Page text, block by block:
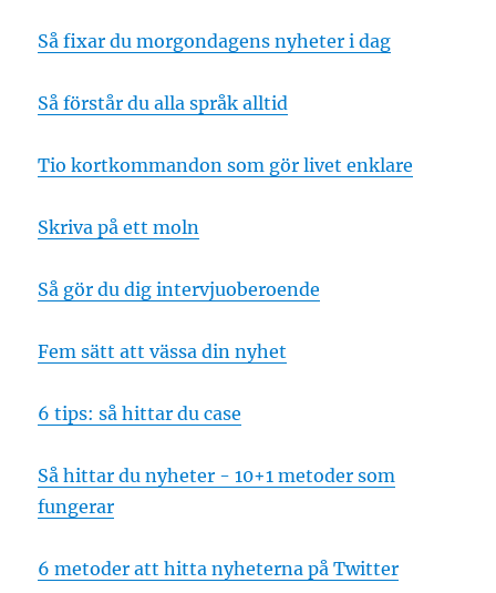
Så fixar du morgondagens nyheter i dag
Så förstår du alla språk alltid
Tio kortkommandon som gör livet enklare
Skriva på ett moln
Så gör du dig intervjuoberoende
Fem sätt att vässa din nyhet
6 tips: så hittar du case
Så hittar du nyheter - 10+1 metoder som
fungerar
6 metoder att hitta nyheterna på Twitter